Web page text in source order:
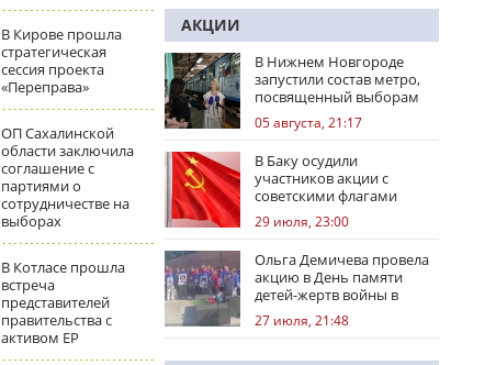
В Кирове прошла
стратегическая
сессия проекта
«Переправа»
ОП Сахалинской
области заключила
соглашение с
партиями о
сотрудничестве на
выборах
В Котласе прошла
встреча
представителей
правительства с
активом ЕР
АКЦИИ
В Нижнем Новгороде
запустили состав метро,
посвященный выборам
05 августа, 21:17
В Баку осудили
участников акции с
советскими флагами
29 июля, 23:00
Ольга Демичева провела
акцию в День памяти
детей-жертв войны в
Донбассе
27 июля, 21:48